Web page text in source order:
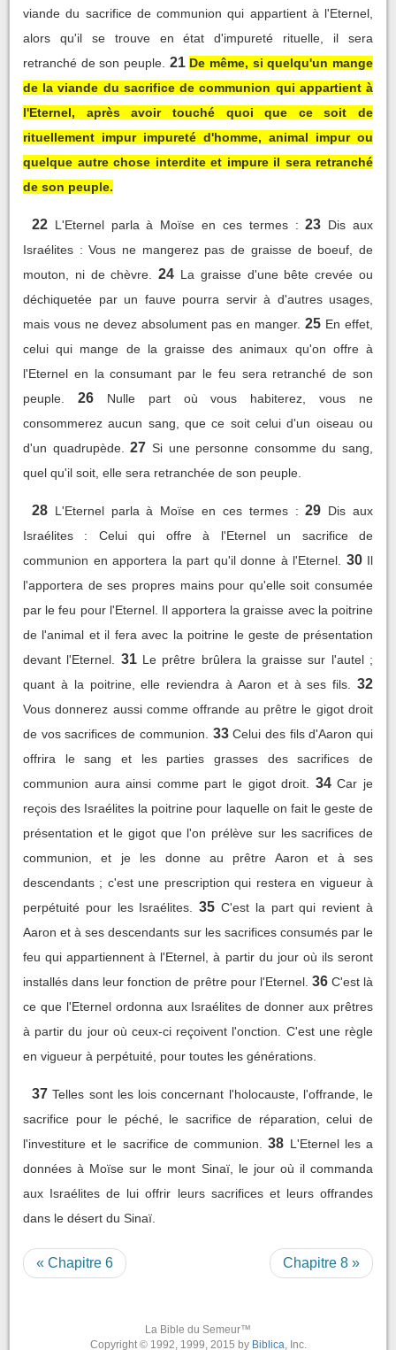
viande du sacrifice de communion qui appartient à l'Eternel,
alors qu'il se trouve en état d'impureté rituelle, il sera
retranché de son peuple. 21 De même, si quelqu'un mange
de la viande du sacrifice de communion qui appartient à
l'Eternel, après avoir touché quoi que ce soit de
rituellement impur impureté d'homme, animal impur ou
quelque autre chose interdite et impure il sera retranché
de son peuple.
22 L'Eternel parla à Moïse en ces termes : 23 Dis aux
Israélites : Vous ne mangerez pas de graisse de boeuf, de
mouton, ni de chèvre.
24 La graisse d'une bête crevée ou
déchiquetée par un fauve pourra servir à d'autres usages,
mais vous ne devez absolument pas en manger. 25 En effet,
celui qui mange de la graisse des animaux qu'on offre à
l'Eternel en la consumant par le feu sera retranché de son
peuple.
26
Nulle part où vous habiterez, vous ne
consommerez aucun sang, que ce soit celui d'un oiseau ou
d'un quadrupède.
27 Si une personne consomme du sang,
quel qu'il soit, elle sera retranchée de son peuple.
28 L'Eternel parla à Moïse en ces termes : 29 Dis aux
Israélites : Celui qui offre à l'Eternel un sacrifice de
communion en apportera la part qu'il donne à l'Eternel.
30 Il
l'apportera de ses propres mains pour qu'elle soit consumée
par le feu pour l'Eternel. Il apportera la graisse avec la poitrine
de l'animal et il fera avec la poitrine le geste de présentation
devant l'Eternel.
31 Le prêtre brûlera la graisse sur l'autel ;
quant à la poitrine, elle reviendra à Aaron et à ses fils.
32
Vous donnerez aussi comme offrande au prêtre le gigot droit
de vos sacrifices de communion.
33 Celui des fils d'Aaron qui
offrira le sang et les parties grasses des sacrifices de
communion aura ainsi comme part le gigot droit.
34 Car je
reçois des Israélites la poitrine pour laquelle on fait le geste de
présentation et le gigot que l'on prélève sur les sacrifices de
communion, et je les donne au prêtre Aaron et à ses
descendants ; c'est une prescription qui restera en vigueur à
perpétuité pour les Israélites.
35 C'est la part qui revient à
Aaron et à ses descendants sur les sacrifices consumés par le
feu qui appartiennent à l'Eternel, à partir du jour où ils seront
installés dans leur fonction de prêtre pour l'Eternel. 36 C'est là
ce que l'Eternel ordonna aux Israélites de donner aux prêtres
à partir du jour où ceux-ci reçoivent l'onction. C'est une règle
en vigueur à perpétuité, pour toutes les générations.
37 Telles sont les lois concernant l'holocauste, l'offrande, le
sacrifice pour le péché, le sacrifice de réparation, celui de
l'investiture et le sacrifice de communion.
38 L'Eternel les a
données à Moïse sur le mont Sinaï, le jour où il commanda
aux Israélites de lui offrir leurs sacrifices et leurs offrandes
dans le désert du Sinaï.
« Chapitre 6 Chapitre 8 »
La Bible du Semeur™
Copyright © 1992, 1999, 2015 by Biblica, Inc.